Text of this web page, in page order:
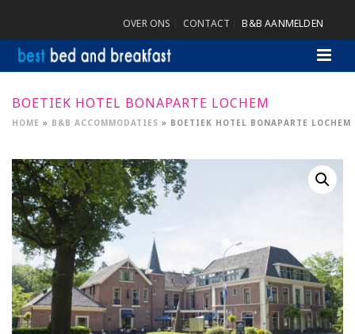
OVER ONS CONTACT B&B AANMELDEN
BOETIEK HOTEL BONAPARTE LOCHEM
HOME » B&B ACCOMMODATIES » BOETIEK HOTEL BONAPARTE LOCHEM